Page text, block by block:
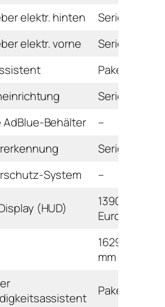
elektr. hinten
Serie
elektr. vorne
Serie
Paket
Serie
AdBlue-Behälter
–
Serie
System
–
(HUD)
1390
Euro
1629
mm
Paket